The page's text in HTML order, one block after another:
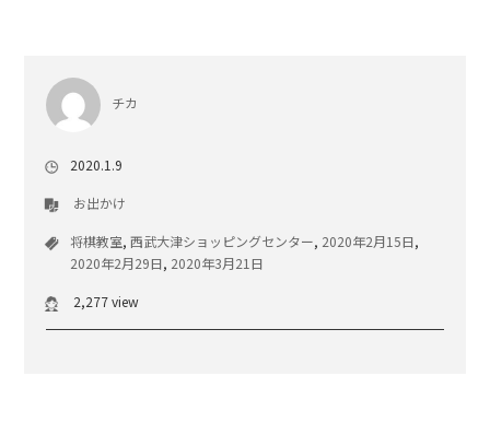
チカ
2020.1.9
お出かけ
将棋教室,西武大津ショッピングセンター, 2020年2月15日,
2020年2月29日, 2020年3月21日
2,277 view